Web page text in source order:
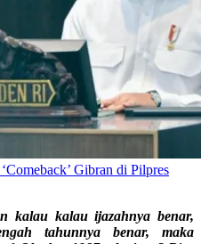
Gibran di Pilpres
kalau kalau ijazahnya benar,
tahunnya benar, maka